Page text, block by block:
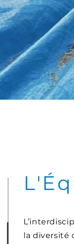
la diversité